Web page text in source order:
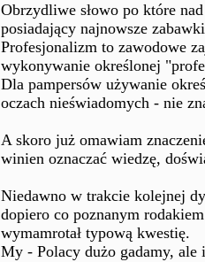
Obrzydliwe słowo po które
posiadający najnowsze
Profesjonalizm to zawodowe
wykonywanie określonej
Dla pampersów używanie
oczach nieświadomych - nie
A skoro już omawiam
winien oznaczać wiedzę,
Niedawno w trakcie kolejnej
dopiero co poznanym
wymamrotał typową kwestię.
My - Polacy dużo gadamy,